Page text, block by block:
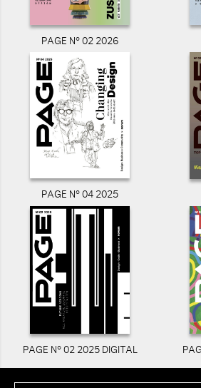
PAGE N° 02 2026
PAGE N° 04 2025
PAGE N° 02 2025 DIGITAL